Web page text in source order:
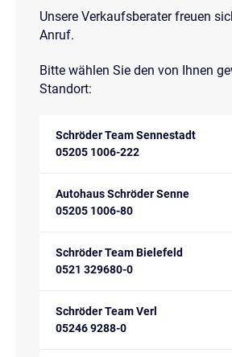
Unsere Verkaufsberater freuen
Anruf.
Bitte wählen Sie den von Ihnen
Standort:
Schröder Team Sennestadt
05205 1006-222
Autohaus Schröder Senne
05205 1006-80
Schröder Team Bielefeld
0521 329680-0
Schröder Team Verl
05246 9288-0